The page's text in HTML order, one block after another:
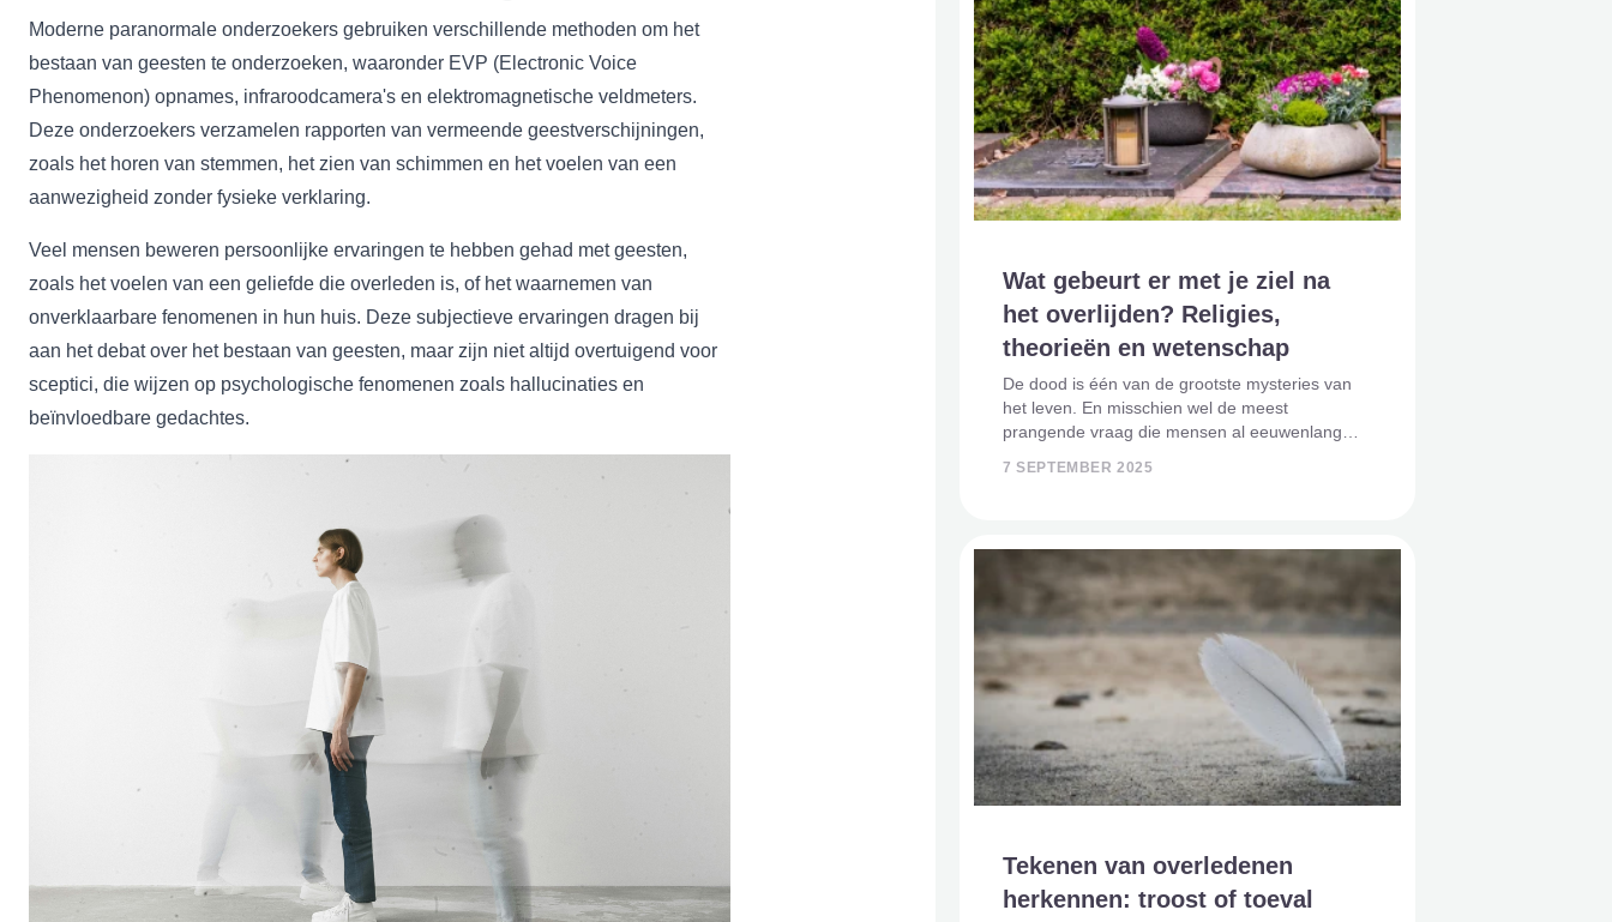
Moderne paranormale onderzoekers gebruiken verschillende methoden om het
bestaan van geesten te onderzoeken, waaronder EVP (Electronic Voice
Phenomenon) opnames, infraroodcamera's en elektromagnetische veldmeters.
Deze onderzoekers verzamelen rapporten van vermeende geestverschijningen,
zoals het horen van stemmen, het zien van schimmen en het voelen van een
aanwezigheid zonder fysieke verklaring.
Veel mensen beweren persoonlijke ervaringen te hebben gehad met geesten,
zoals het voelen van een geliefde die overleden is, of het waarnemen van
onverklaarbare fenomenen in hun huis. Deze subjectieve ervaringen dragen bij
aan het debat over het bestaan van geesten, maar zijn niet altijd overtuigend voor
sceptici, die wijzen op psychologische fenomenen zoals hallucinaties en
beïnvloedbare gedachtes.
Wat gebeurt er met je ziel na
het overlijden? Religies,
theorieën en wetenschap
De dood is één van de grootste mysteries van
het leven. En misschien wel de meest
prangende vraag die mensen al eeuwenlang
7 SEPTEMBER 2025
Tekenen van overledenen
herkennen: troost of toeval